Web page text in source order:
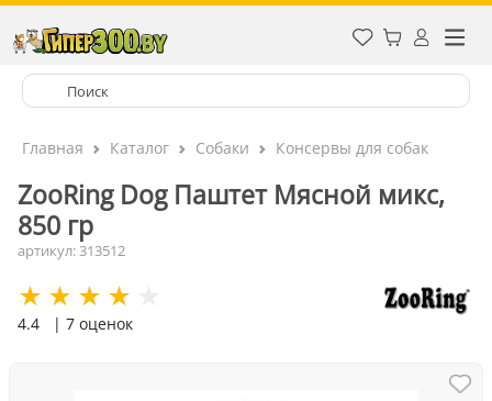
Главная Каталог Собаки Консервы для собак
ZooRing Dog Паштет Мясной микс,
850 гр
артикул: 313512
4.4 | 7 оценок